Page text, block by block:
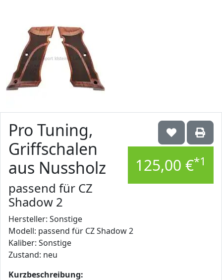
125,00 €*1
Pro Tuning,
Griffschalen
aus Nussholz
passend für CZ
Shadow 2
Hersteller: Sonstige
Modell: passend für CZ Shadow 2
Kaliber: Sonstige
Zustand: neu
Kurzbeschreibung: